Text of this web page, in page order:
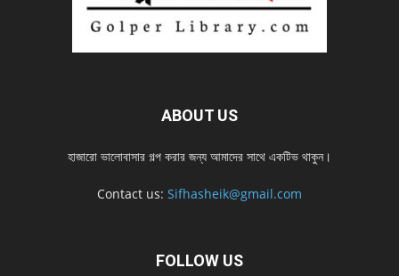
ABOUT US
হাজারো ভালোবাসার গল্প করার জন্য আমাদের সাথে একটিভ থাকুন।
Contact us: Sifhasheik@gmail.com
FOLLOW US